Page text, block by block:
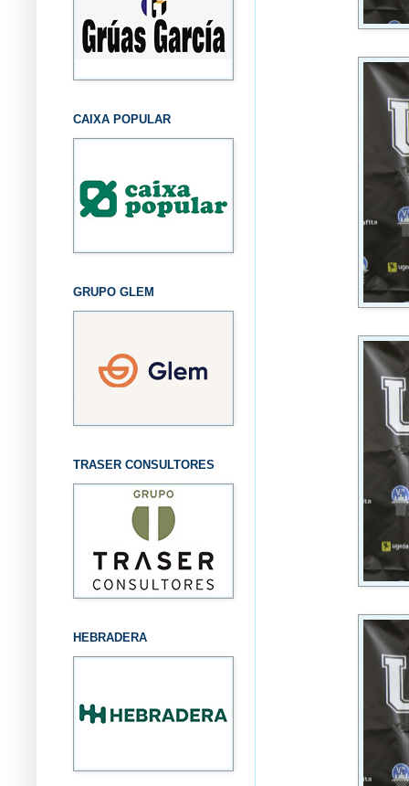
CAIXA POPULAR
GRUPO GLEM
TRASER CONSULTORES
HEBRADERA